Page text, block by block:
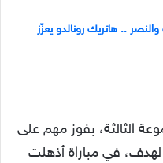
.. هاتريك رونالدو يعزّز
الثالثة، بفوز مهم على
لهدف، في مباراة أذهلت